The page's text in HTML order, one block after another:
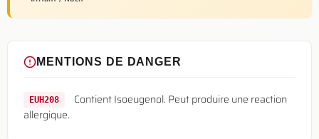
MENTIONS DE DANGER
EUH208
Contient Isoeugenol. Peut produire une reaction
allergique.